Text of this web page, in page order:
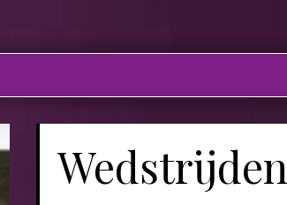
Wedstrijden